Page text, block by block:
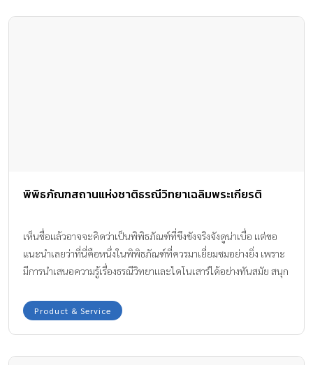
พิพิธภัณฑสถานแห่งชาติธรณีวิทยาเฉลิมพระเกียรติ
เห็นชื่อแล้วอาจจะคิดว่าเป็นพิพิธภัณฑ์ที่ขึงขังจริงจังดูน่าเบื่อ แต่ขอ
แนะนำเลยว่าที่นี่คือหนึ่งในพิพิธภัณฑ์ที่ควรมาเยี่ยมชมอย่างยิ่ง เพราะ
มีการนำเสนอความรู้เรื่องธรณีวิทยาและไดโนเสาร์ได้อย่างทันสมัย สนุก
ของที่นี่คือการจัดแสดงกลุ่มไดโนเสาร์ที่ค้นพบในประเทศไทยพร้อม
แสงสีเสียง ใครอยากเห็นไดโนเสาร์ขยับได้เหมือนมีชีวิตต้องมา
เข้าชมเดินตาม จะได้ไม่หลงและเก็บความรู้ได้ครบทุกจุด อีกทั้งยังมีให้
Product & Service